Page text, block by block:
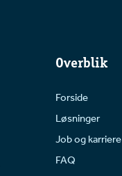
Overblik
Forside
Løsninger
Job og karriere
FAQ